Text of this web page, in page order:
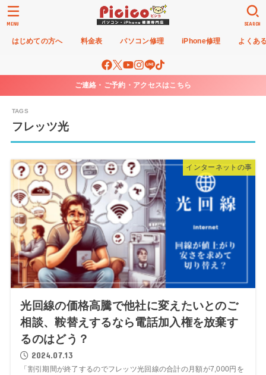
はじめての方へ 料金表 パソコン修理 iPhone修理 よくあ
SEARCH
MENU
ご連絡・ご予約・アクセスはこちら
フレッツ光
インターネットの事
光回線の価格高騰で他社に変えたいとのご
相談、鞍替えするなら電話加入権を放棄す
るのはどう？
2024.07.13
「割引期間が終了するのでフレッツ光回線の合計の月額が7,000円を